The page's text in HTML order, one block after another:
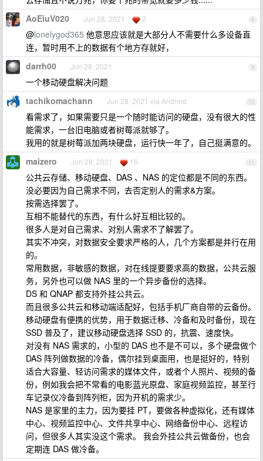
8
AoEiuV020 Jun 28, 2021 2
@lonelygod365 他意思应该就是大部分人不需要什么多设备直
连，暂时用不上的数据有个地方存就好，
9
darrh00 Jun 28, 2021
一个移动硬盘解决问题
10
tachikomachann Jun 28, 2021 via Android
看需求了，如果需要只是一个随时能访问的硬盘，没有很大的性
能需求，一台旧电脑或者树莓派就够了。
我用的就是树莓派加两块硬盘，运行快一年了，自己挺满意的。
11
maizero Jun 28, 2021 16
公共云存储、移动硬盘、DAS 、NAS 的定位都是不同的东西。
没必要因为自己需求不同，去否定别人的需求&方案。
按需选择罢了。
互相不能替代的东西，有什么好互相比较的。
很多人是对自己需求、对别人需求不了解罢了。
其实不冲突，对数据安全要求严格的人，几个方案都是并行在用
的。
常用数据，非敏感的数据，对在线提要要求高的数据，公共云服
务，另外也可以做 NAS 里的一个异步备份的选择。
DS 和 QNAP 都支持外挂公共云。
而且很多公共云和移动端适配好，包括手机厂商自带的云备份。
移动硬盘有便携的优势，用于数据迁移、冷备和及时备份，现在
SSD 普及了，建议移动硬盘选择 SSD 的，抗震、速度快。
对没有 NAS 需求的，小型的 DAS 也不是不可以，多个硬盘做个
DAS 阵列做数据的冷备，偶尔挂到桌面用，也是挺好的，特别
适合大容量、轻访问需求的媒体文件，或者个人照片、视频的备
份，例如我会把不常看的电影蓝光原盘、家庭视频监控，甚至行
车记录仪冷备到阵列柜，因为开机的需求少。
NAS 是家里的主力，因为要挂 PT，要做各种虚拟化，还有媒体
中心、视频监控中心、文件共享中心、网络备份中心、远程访
问，但很多人其实没这个需求。 我会外挂公共云做备份，也会
定期连 DAS 做冷备。